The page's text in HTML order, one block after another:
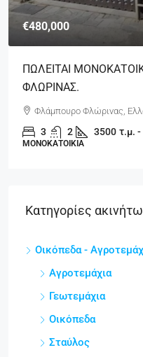
€480,000
ΠΩΛΕΙΤΑΙ
ΦΛΩΡΙΝΑΣ.
Φλάμπουρο Φλώρινας,
3 2 3500 τ.μ. -
ΜΟΝΟΚΑΤΟΙΚΊΑ
Κατηγορίες
Οικόπεδα -
Αγροτεμάχια
Γεωτεμάχια
Οικόπεδα
Σταύλος